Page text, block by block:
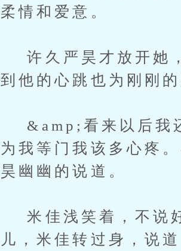
柔情和爱意。
许久严昊才放开她
到他的心跳也为刚刚
&amp;看来以后我
为我等门我该多心疼
昊幽幽的说道。
米佳浅笑着，不说
儿，米佳转过身，说